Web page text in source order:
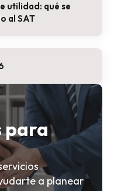
utilidad: qué se
al SAT
para
a planear